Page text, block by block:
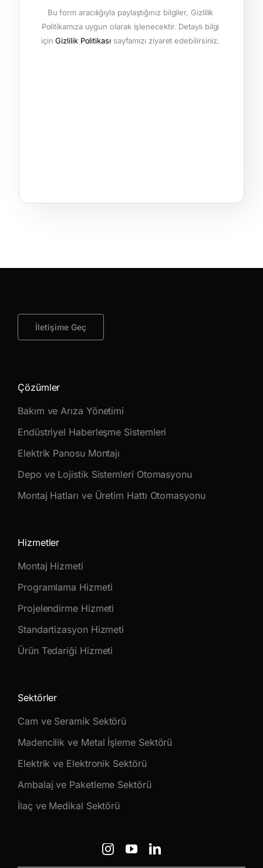
Bu form aracılığıyla paylaştığınız bilgiler, Gizlilik
Politikamıza uygun olarak işlenecektir. Detaylı bilgi
içinGizlilik Politikasısayfamızı ziyaret edebilirsiniz.
İletişime Geç
Çözümler
Bakım ve Arıza Yönetimi
Endüstriyel Haberleşme Sistemleri
Elektrik Panosu Montajı
Depo ve Lojistik Sistemleri Otomasyonu
Montaj Hatları ve Üretim Hattı Otomasyonu
Hizmetler
Montaj Hizmeti
Programlama Hizmeti
Projelendirme Hizmeti
Standartizasyon Hizmeti
Ürün Tedariği Hizmeti
Sektörler
Cam ve Seramik Sektörü
Madencilik ve Metal İşleme Sektörü
Elektrik ve Elektronik Sektörü
Ambalaj ve Paketleme Sektörü
İlaç ve Medikal Sektörü